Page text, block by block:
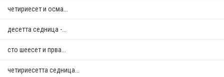
четириесет и осма...
десетта седница -...
сто шеесет и прва...
четириесетта седница...